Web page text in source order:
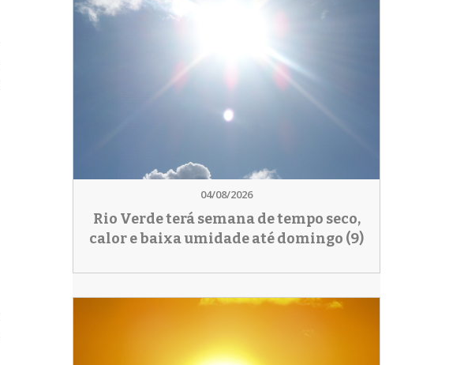
04/08/2026
Rio Verde terá semana de tempo seco,
calor e baixa umidade até domingo (9)